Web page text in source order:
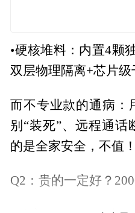
•硬核堆料：内置4颗
双层物理隔离+芯片级
而不专业款的通病：
别“装死”、远程通
的是全家安全，不值！
Q2：贵的一定好？